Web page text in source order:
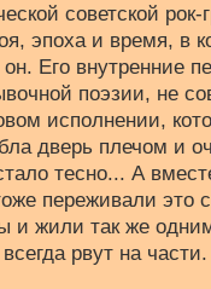
советской
эпоха и время, в
он. Его внутренние
поэзии, не
исполнении,
дверь плечом и
тесно... А
переживали это
и жили так же
рвут на